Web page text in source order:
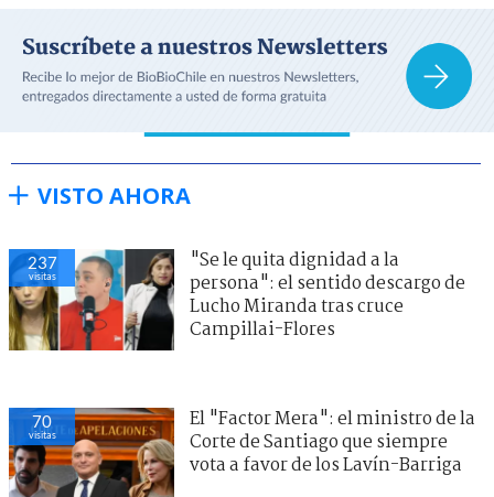
VISTO AHORA
237
visitas
"Se le quita dignidad a la
persona": el sentido descargo de
Lucho Miranda tras cruce
Campillai-Flores
70
visitas
El "Factor Mera": el ministro de la
Corte de Santiago que siempre
vota a favor de los Lavín-Barriga